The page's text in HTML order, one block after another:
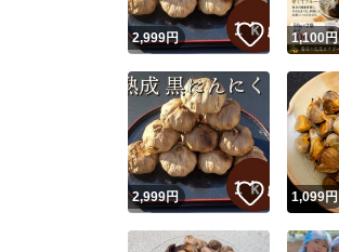
2,999円 いいね！
1,100 円
2,999円 いいね！
1,099円